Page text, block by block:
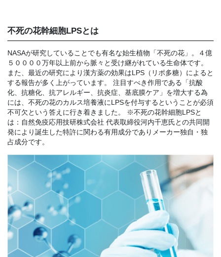
不死の花幹細胞LPSとは
NASAが研究していることでも有名な始生植物「不死の花」。４億
５００００万年以上前から脈々と受け継がれている生命体です。
また、最近の研究により漢方薬の効果はLPS（リポ多糖）によると
する報告が多く上がっています。 注目すべき作用である「抗酸
化、抗糖化、抗アレルギー、抗炎症、基底膜ケア」を増大する為
には、不死の花のカルス培養液にLPSを付与するということが必須
不可欠という答えに行き着きました。 ※不死の花幹細胞LPSと
は：自然免疫応用技研株式会社 代表取締役河内千恵氏との共同開
発により誕生した特許に関わる有用成分でありメーカー独自・独
占成分です。